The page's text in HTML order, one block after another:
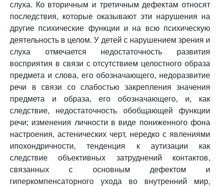
слуха. Ко вторичным и третичным дефектам относят
последствия, которые оказывают эти нарушения на
другие психические функции и на всю психическую
деятельность в целом. У детей с нарушением зрения и
слуха отмечается недостаточность развития
восприятия в связи с отсутствием целостного образа
предмета и слова, его обозначающего, недоразвитие
речи в связи со слабостью закрепления значения
предмета и образа, его обозначающего, и, как
следствие, недостаточность обобщающей функции
речи; изменения личности в виде пониженного фона
настроения, астенических черт, нередко с явлениями
ипохондричности, тенденция к аутизации как
следствие объективных затруднений контактов,
связанных с основным дефектом и
гиперкомпенсаторного ухода во внутренний мир,